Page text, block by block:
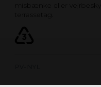
misbænke eller
terrassetag.